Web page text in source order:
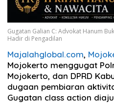
Gugatan Galian C: Advokat Hanum
Hadir di Pengadilan
Majalahglobal.com,
Mojokerto menggugat
Mojokerto, dan DPRD
dugaan pembiaran
Gugatan class action